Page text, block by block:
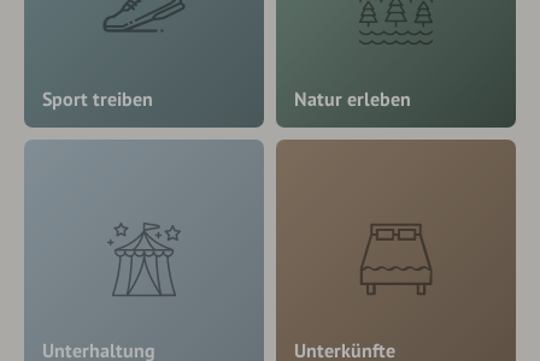
Sport treiben Natur erleben
Unterhaltung Unterkünfte